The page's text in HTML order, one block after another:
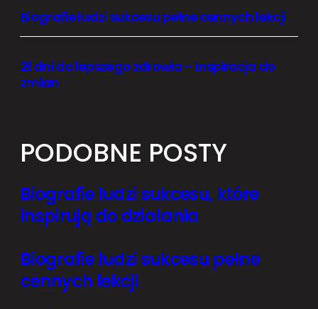
Biografie ludzi sukcesu pełne cennych lekcji
21 dni do lepszego zdrowia – inspiracja do
zmian
PODOBNE POSTY
Biografie ludzi sukcesu, które
inspirują do działania
Biografie ludzi sukcesu pełne
cennych lekcji